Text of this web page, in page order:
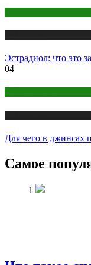
Эстрадиол: что это
04
Для чего в джинсах
Самое
1